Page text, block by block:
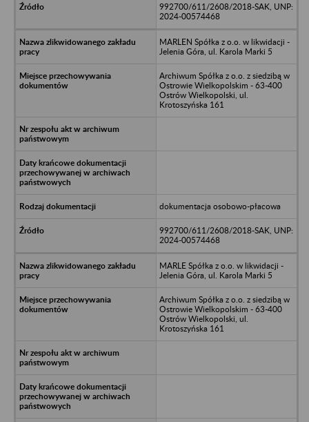
992700/611/2608/2018-SAK, UNP:
2024-00574468
MARLEN Spółka z o.o. w likwidacji -
Jelenia Góra, ul. Karola Marki 5
Archiwum Spółka z o.o. z siedzibą w
Ostrowie Wielkopolskim - 63-400
Ostrów Wielkopolski, ul.
Krotoszyńska 161
dokumentacja osobowo-płacowa
992700/611/2608/2018-SAK, UNP:
2024-00574468
MARLE Spółka z o.o. w likwidacji -
Jelenia Góra, ul. Karola Marki 5
Archiwum Spółka z o.o. z siedzibą w
Ostrowie Wielkopolskim - 63-400
Ostrów Wielkopolski, ul.
Krotoszyńska 161